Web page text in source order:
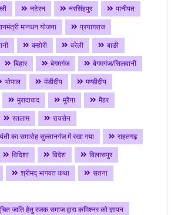
नटेरन नरसिंहपुर
पानीपत
मानधन योजना
प्रयागराज
बम्होरी बरेली
बाङी
बिहार बेगमगंज
बेगमगंज/सिलवानी
भोपाल मंडीदीप
मण्डीदीप
मुरादाबाद मुरैना
मैहर
रतलाम
रायसेन
का समारोह सुल्तानगंज में रखा गया
राहतगढ़
विदिशा विदेश
विलासपुर
श्रीमद् भागवत कथा
सतना
जाति हेतु रजक समाज द्वारा कमिश्नर को ज्ञापन